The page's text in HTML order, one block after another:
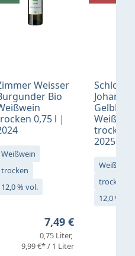
Weisser
Bio
0,75 l |
Weißwein
trocken
12,0 % vol.
Regulärer Preis:
7,49 €
0,75 Liter
9,99 €* / 1 Liter
Schloß
Gelblack
trocken
2025
Weißwein
trocken
12,0 % vol.